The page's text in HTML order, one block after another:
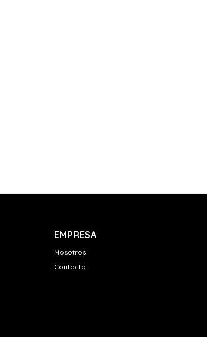
EMPRESA
Nosotros
Contacto